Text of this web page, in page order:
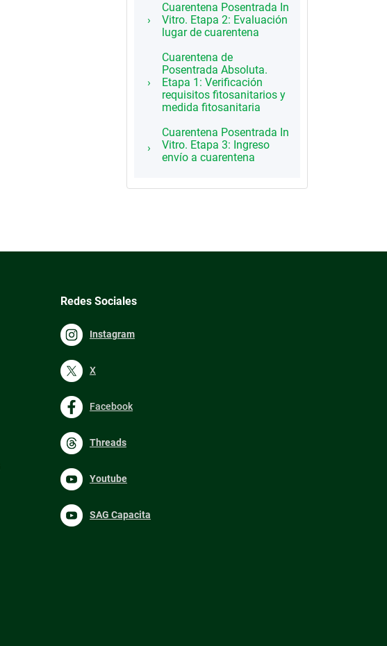
Cuarentena Posentrada In
Vitro. Etapa 2: Evaluación
lugar de cuarentena
Cuarentena de
Posentrada Absoluta.
Etapa 1: Verificación
requisitos fitosanitarios y
medida fitosanitaria
Cuarentena Posentrada In
Vitro. Etapa 3: Ingreso
envío a cuarentena
Redes Sociales
Instagram
X
Facebook
Threads
Youtube
SAG Capacita